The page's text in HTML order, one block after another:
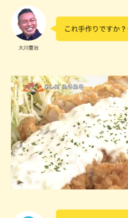
大川豊治
これ手作りですか